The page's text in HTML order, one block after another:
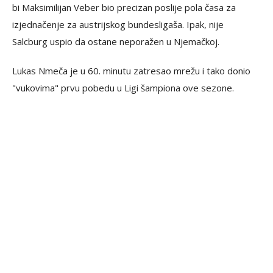
bi Maksimilijan Veber bio precizan poslije pola časa za
izjednačenje za austrijskog bundesligaša. Ipak, nije
Salcburg uspio da ostane neporažen u Njemačkoj.
Lukas Nmeča je u 60. minutu zatresao mrežu i tako donio
"vukovima" prvu pobedu u Ligi šampiona ove sezone.